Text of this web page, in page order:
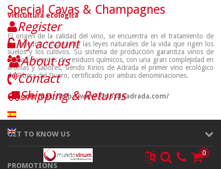
Viticultura ecológica
El origen de la calidad del vino, se encuentra en el tratamiento de
los viñedos, respetando las leyes naturales de la vida que rigen los
suelos y los cultivos. Su sistema de producción garantiza vinos de
calidad, carentes de residuos químicos, con una gran complejidad en
aromas y sabores, siendo Kirios de Adrada el primer vino ecológico
de Ribera del Duero, certificado por ambas denominaciones.
Conocer más:http://www.kiriosdeadrada.com/
GET TO KNOW US
PROMOTIONS
Special Cavas & Champagnes
Register
My account
About us
Contact
Shipping & Returns
0